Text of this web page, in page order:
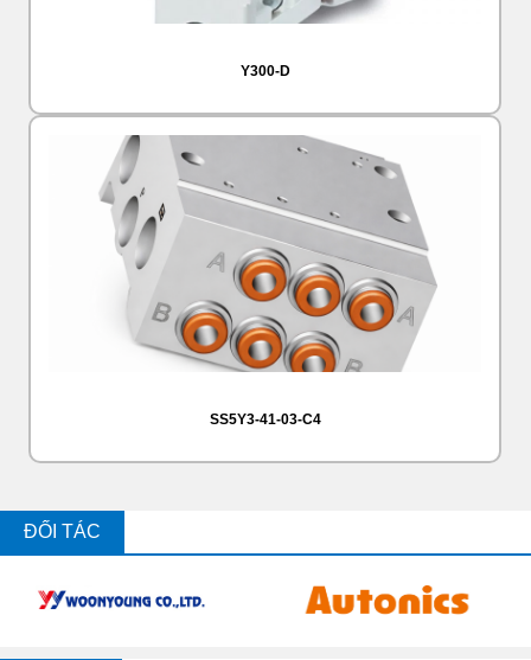
Y300-D
SS5Y3-41-03-C4
ĐỐI TÁC